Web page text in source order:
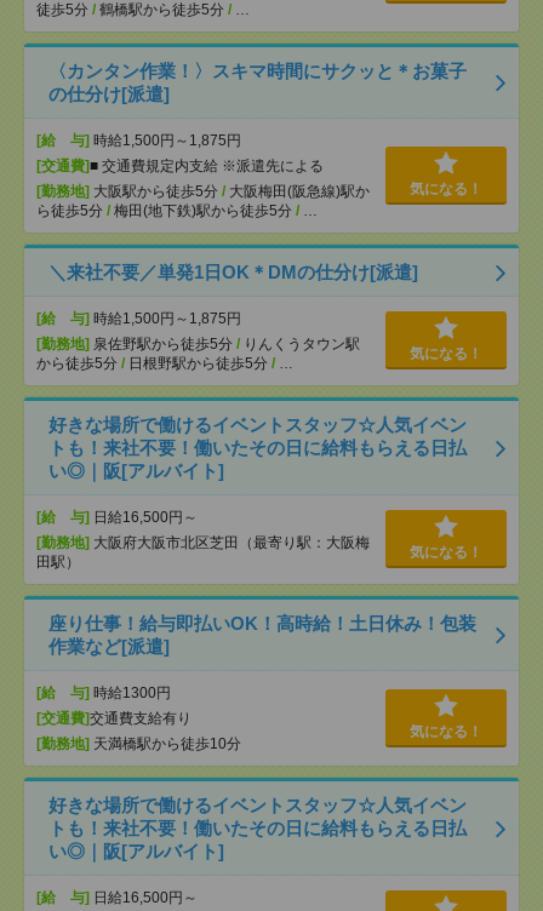
徒歩5分 / 鶴橋駅から徒歩5分 / …
〈カンタン作業！〉スキマ時間にサクッと＊お菓子
の仕分け[派遣]
[給 与] 時給1,500円～1,875円
[交通費]■ 交通費規定内支給 ※派遣先による
[勤務地] 大阪駅から徒歩5分 / 大阪梅田(阪急線)駅か
ら徒歩5分 / 梅田(地下鉄)駅から徒歩5分 / …
気になる！
＼来社不要／単発1日OK＊DMの仕分け[派遣]
[給 与] 時給1,500円～1,875円
[勤務地] 泉佐野駅から徒歩5分 / りんくうタウン駅
から徒歩5分 / 日根野駅から徒歩5分 / …
気になる！
好きな場所で働けるイベントスタッフ☆人気イベン
トも！来社不要！働いたその日に給料もらえる日払
い◎｜阪[アルバイト]
[給 与] 日給16,500円～
[勤務地] 大阪府大阪市北区芝田（最寄り駅：大阪梅
田駅）
気になる！
座り仕事！給与即払いOK！高時給！土日休み！包装
作業など[派遣]
[給 与] 時給1300円
[交通費]交通費支給有り
[勤務地] 天満橋駅から徒歩10分
気になる！
好きな場所で働けるイベントスタッフ☆人気イベン
トも！来社不要！働いたその日に給料もらえる日払
い◎｜阪[アルバイト]
[給 与] 日給16,500円～